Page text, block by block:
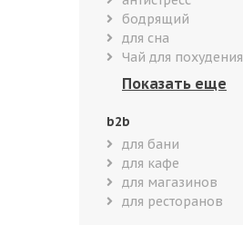
бодрящий
для сна
Чай для похудения
b2b
для бани
для кафе
для магазинов
для ресторанов